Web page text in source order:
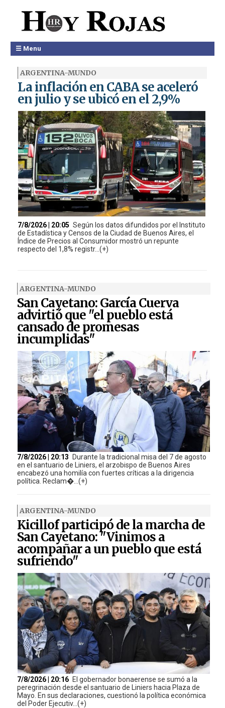
☰ Menu
ARGENTINA-MUNDO
La inflación en CABA se aceleró
en julio y se ubicó en el 2,9%
7/8/2026 | 20:05 Según los datos difundidos por el Instituto
de Estadística y Censos de la Ciudad de Buenos Aires, el
Índice de Precios al Consumidor mostró un repunte
respecto del 1,8% registr...(+)
ARGENTINA-MUNDO
San Cayetano: García Cuerva
advirtió que "el pueblo está
cansado de promesas
incumplidas"
7/8/2026 | 20:13
Durante la tradicional misa del 7 de agosto
en el santuario de Liniers, el arzobispo de Buenos Aires
encabezó una homilía con fuertes críticas a la dirigencia
política. Reclam�...(+)
ARGENTINA-MUNDO
Kicillof participó de la marcha de
San Cayetano: "Vinimos a
acompañar a un pueblo que está
sufriendo"
7/8/2026 | 20:16 El gobernador bonaerense se sumó a la
peregrinación desde el santuario de Liniers hacia Plaza de
Mayo. En sus declaraciones, cuestionó la política económica
del Poder Ejecutiv...(+)